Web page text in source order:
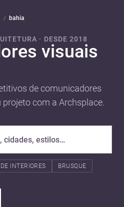
bahia
· DESDE 2018
visuais
de comunicadores
com a Archsplace.
INTERIORES BRUSQUE